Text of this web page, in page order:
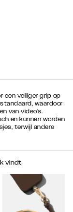
een veiliger grip op
waardoor
van video’s.
en kunnen worden
terwijl andere
vindt